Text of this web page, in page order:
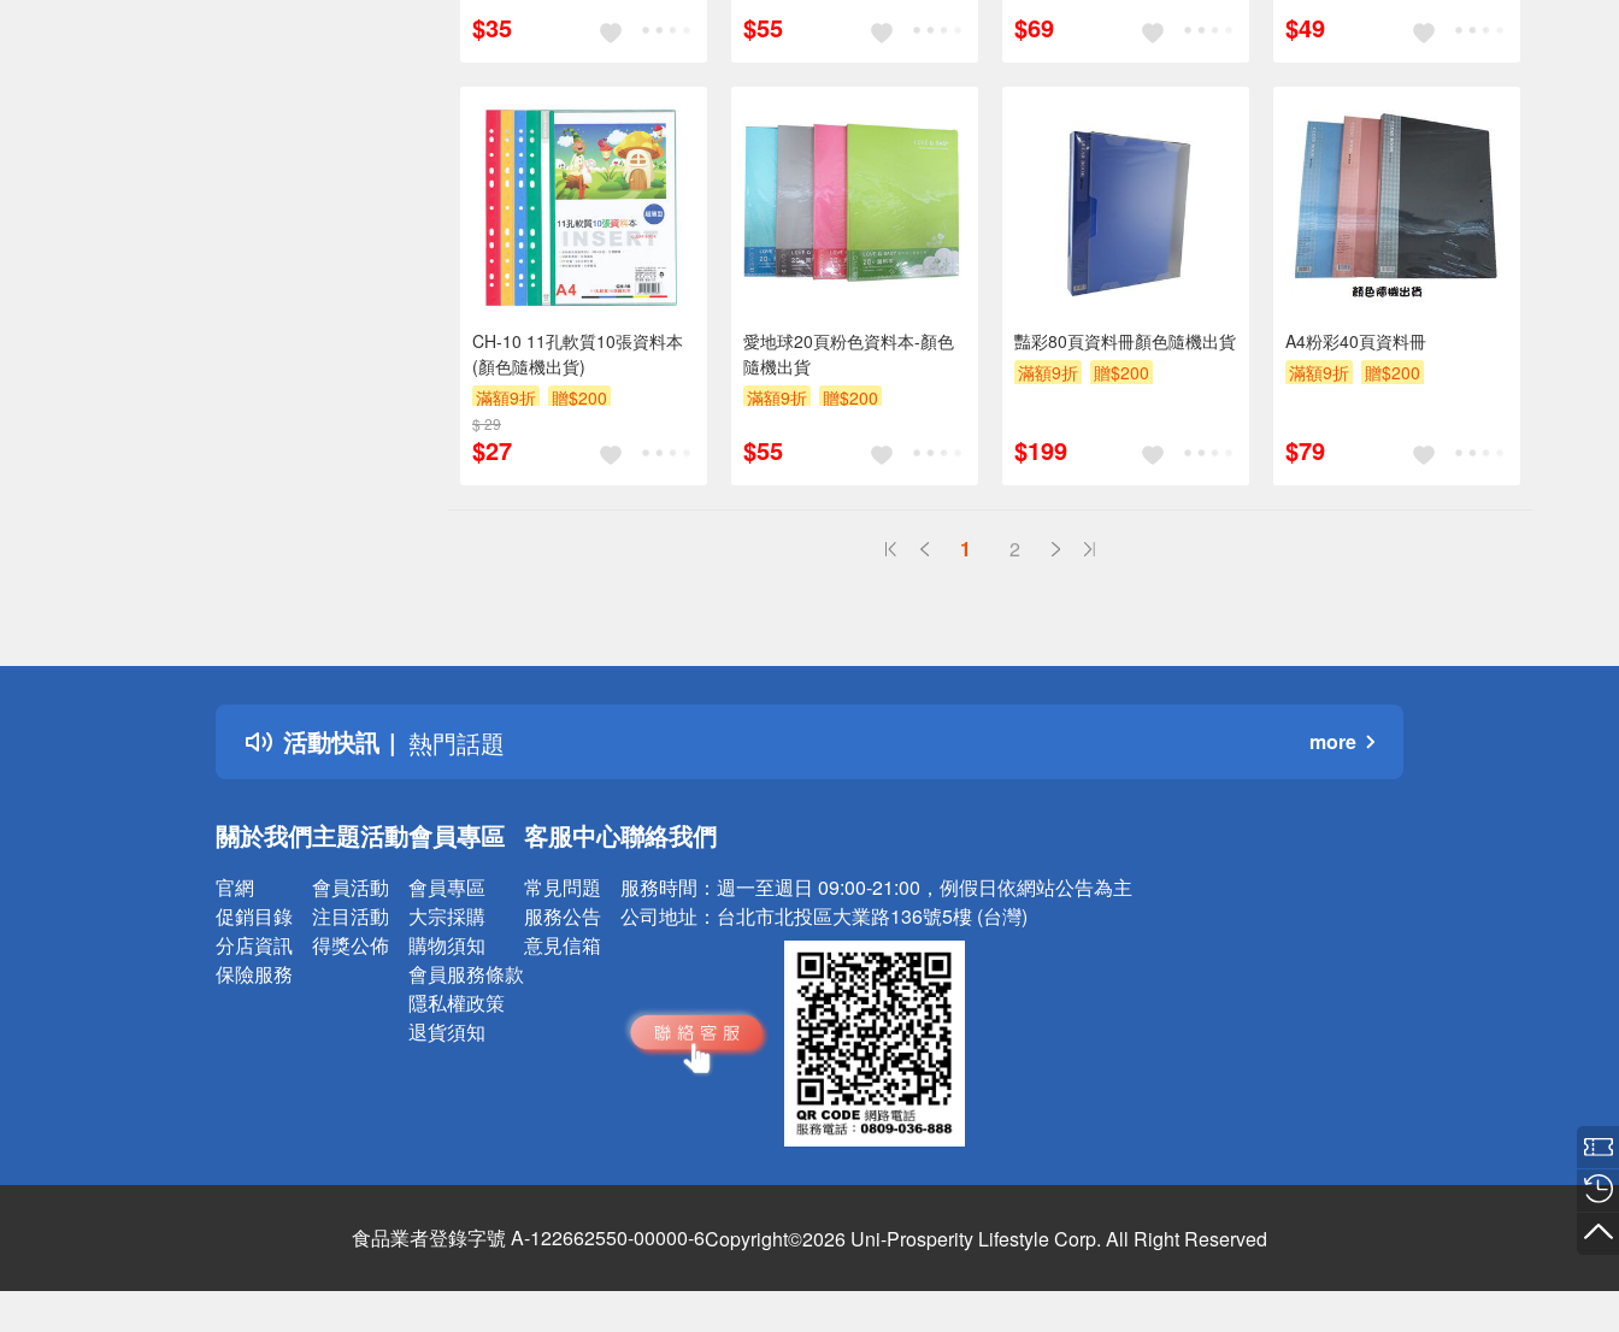
$35 $55 $69 $49
CH-10 11孔軟質10張資料本
(顏色隨機出貨)
滿額9折
贈$200
$ 29
$27
愛地球20頁粉色資料本-顏色
隨機出貨
滿額9折
贈$200
$55
豔彩80頁資料冊顏色隨機出貨
滿額9折
贈$200
$199
A4粉彩40頁資料冊
滿額9折
贈$200
$79
1 2
活動快訊
詐騙網頁！請小心！
得獎公告
熱門話題
銀行優惠
詐騙網頁！請小心！
more
關於我們
官網
促銷目錄
分店資訊
保險服務
主題活動
會員活動
注目活動
得獎公佈
會員專區
會員專區
大宗採購
購物須知
會員服務條款
隱私權政策
退貨須知
客服中心
常見問題
服務公告
意見信箱
聯絡我們
服務時間： 週一至週日 09:00-21:00，例假日依網站公告為主
公司地址： 台北市北投區大業路136號5樓 (台灣)
食品業者登錄字號 A-122662550-00000-6Copyright©2026 Uni-Prosperity Lifestyle Corp. All Right Reserved